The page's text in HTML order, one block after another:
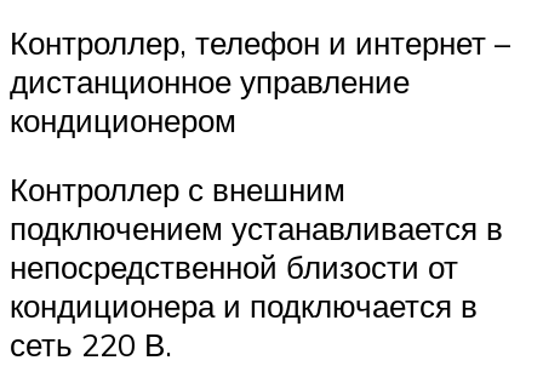
Контроллер, телефон и интернет –
дистанционное управление
кондиционером
Контроллер с внешним
подключением устанавливается в
непосредственной близости от
кондиционера и подключается в
сеть 220 В.